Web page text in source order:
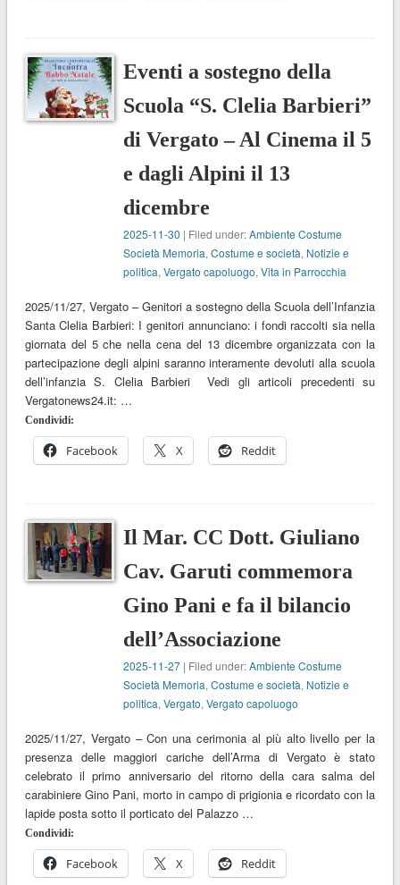
Eventi a sostegno della
Scuola “S. Clelia Barbieri”
di Vergato – Al Cinema il 5
e dagli Alpini il 13
dicembre
2025-11-30 | Filed under:Ambiente Costume
Società Memoria,Costume e società, Notizie e
politica,Vergato capoluogo,Vita in Parrocchia
2025/11/27, Vergato – Genitori a sostegno della Scuola dell’Infanzia
Santa Clelia Barbieri: I genitori annunciano: i fondi raccolti sia nella
giornata del 5 che nella cena del 13 dicembre organizzata con la
partecipazione degli alpini saranno interamente devoluti alla scuola
dell’infanzia S. Clelia Barbieri Vedi gli articoli precedenti su
Vergatonews24.it: …
Condividi:
Facebook X Reddit
Il Mar. CC Dott. Giuliano
Cav. Garuti commemora
Gino Pani e fa il bilancio
dell’Associazione
2025-11-27 | Filed under:Ambiente Costume
Società Memoria,Costume e società, Notizie e
politica,Vergato,Vergato capoluogo
2025/11/27, Vergato – Con una cerimonia al più alto livello per la
presenza delle maggiori cariche dell’Arma di Vergato è stato
celebrato il primo anniversario del ritorno della cara salma del
carabiniere Gino Pani, morto in campo di prigionia e ricordato con la
lapide posta sotto il porticato del Palazzo …
Condividi:
Facebook X Reddit